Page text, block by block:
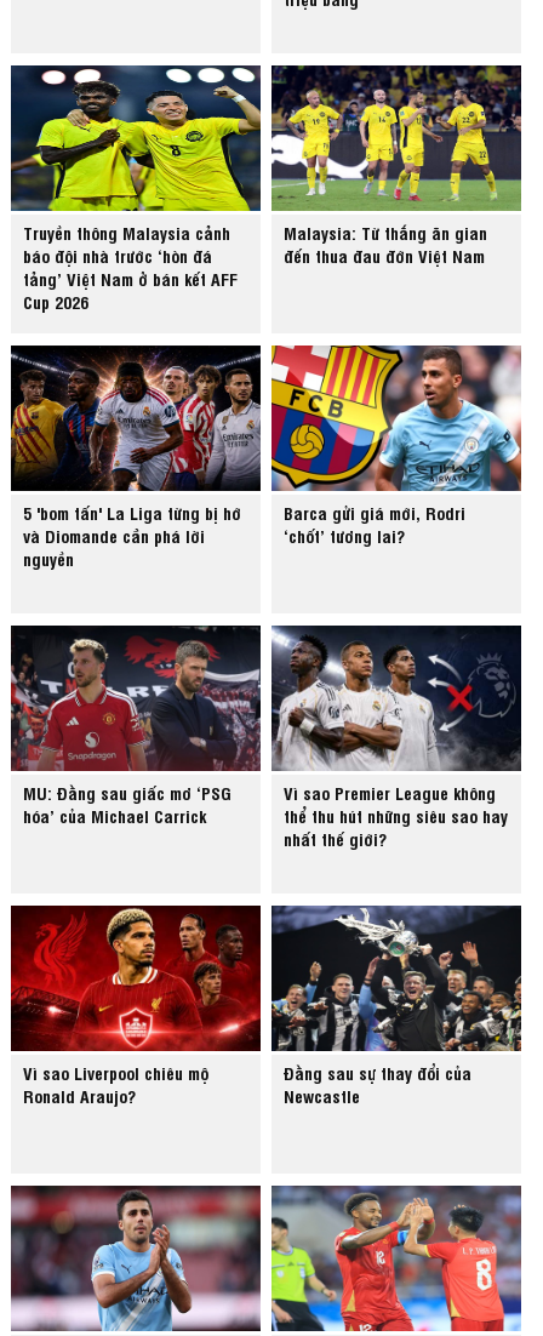
Truyền thông Malaysia cảnh
báo đội nhà trước ‘hòn đá
tảng’ Việt Nam ở bán kết AFF
Cup 2026
Malaysia: Từ thắng ăn gian
đến thua đau đớn Việt Nam
5 'bom tấn' La Liga từng bị hớ
và Diomande cần phá lời
nguyền
Barca gửi giá mới, Rodri
‘chốt’ tương lai?
MU: Đằng sau giấc mơ ‘PSG
hóa’ của Michael Carrick
Vì sao Premier League không
thể thu hút những siêu sao hay
nhất thế giới?
Vì sao Liverpool chiêu mộ
Ronald Araujo?
Đằng sau sự thay đổi của
Newcastle